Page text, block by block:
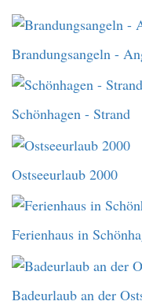
Brandungsangeln -
Schönhagen - Strand
Ostseeurlaub 2000
Ferienhaus in
Badeurlaub an der